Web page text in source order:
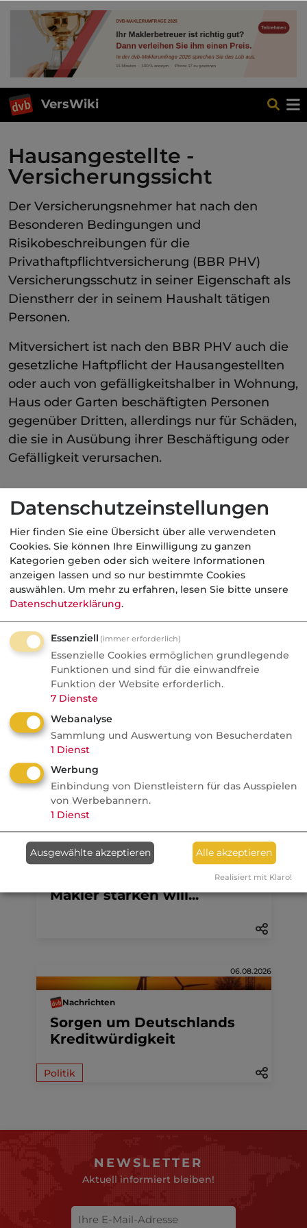
VersWiki
Hausangestellte -
Versicherungssicht
Der Versicherungsnehmer hat nach den
Besonderen Bedingungen und
Risikobeschreibungen für die
Privathaftpflichtversicherung (BBR PHV)
Versicherungsschutz in seiner Eigenschaft als
Dienstherr der in seinem Haushalt tätigen
Personen.
Mitversichert ist nach den BBR PHV auch die
gesetzliche Haftpflicht der Hausangestellten
oder auch von gefälligkeitshalber in Wohnung,
Haus oder Garten beschäftigten Personen
gegenüber Dritten, allerdings nur für Schäden,
die sie in Ausübung ihrer Beschäftigung oder
Gefälligkeit verursachen.
Weiterführende Links
Verrichtungsgehilfen
Kategorie: PHV
Aktuelle Nachrichten
06.08.2026
Check24 gibt eigene
Baufinanzierungsvermittlun
g auf
Makler
dvb
Wer den unabhängigen
Makler stärken will...
06.08.2026
Nachrichten
Sorgen um Deutschlands
Kreditwürdigkeit
Politik
NEWSLETTER
Aktuell informiert bleiben!
Datenschutzeinstellungen
Hier finden Sie eine Übersicht über alle verwendeten
Cookies. Sie können Ihre Einwilligung zu ganzen
Kategorien geben oder sich weitere Informationen
anzeigen lassen und so nur bestimmte Cookies
auswählen. Um mehr zu erfahren, lesen Sie bitte unsere
Datenschutzerklärung.
Essenziell (immer erforderlich)
Essenzielle Cookies ermöglichen grundlegende
Funktionen und sind für die einwandfreie
Funktion der Website erforderlich.
7 Dienste
Webanalyse
Sammlung und Auswertung von Besucherdaten
1 Dienst
Werbung
Einbindung von Dienstleistern für das Ausspielen
von Werbebannern.
1 Dienst
Ausgewählte akzeptieren Alle akzeptieren
Realisiert mit Klaro!